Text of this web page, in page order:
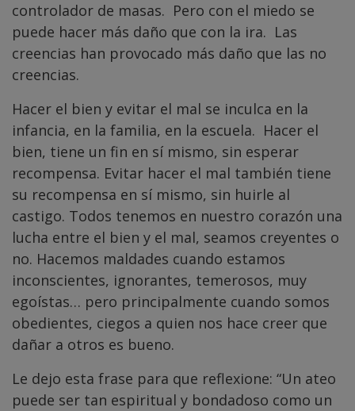
controlador de masas. Pero con el miedo se
puede hacer más daño que con la ira. Las
creencias han provocado más daño que las no
creencias.
Hacer el bien y evitar el mal se inculca en la
infancia, en la familia, en la escuela. Hacer el
bien, tiene un fin en sí mismo, sin esperar
recompensa. Evitar hacer el mal también tiene
su recompensa en sí mismo, sin huirle al
castigo. Todos tenemos en nuestro corazón una
lucha entre el bien y el mal, seamos creyentes o
no. Hacemos maldades cuando estamos
inconscientes, ignorantes, temerosos, muy
egoístas… pero principalmente cuando somos
obedientes, ciegos a quien nos hace creer que
dañar a otros es bueno.
Le dejo esta frase para que reflexione: “Un ateo
puede ser tan espiritual y bondadoso como un